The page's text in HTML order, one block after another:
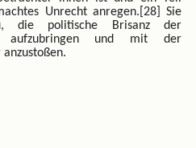
Unrecht anregen.[28] Sie
die politische Brisanz der
aufzubringen und mit der